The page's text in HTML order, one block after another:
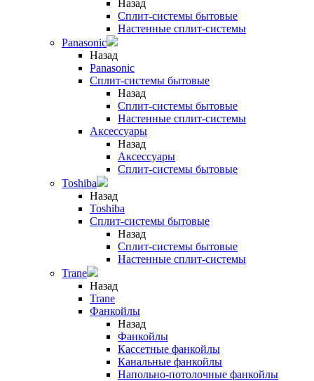
Назад
Сплит-системы бытовые
Настенные сплит-системы
Panasonic
Назад
Panasonic
Сплит-системы бытовые
Назад
Сплит-системы бытовые
Настенные сплит-системы
Аксессуары
Назад
Аксессуары
Сплит-системы бытовые
Toshiba
Назад
Toshiba
Сплит-системы бытовые
Назад
Сплит-системы бытовые
Настенные сплит-системы
Trane
Назад
Trane
Фанкойлы
Назад
Фанкойлы
Кассетные фанкойлы
Канальные фанкойлы
Напольно-потолочные фанкойлы